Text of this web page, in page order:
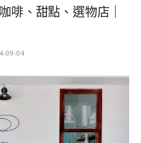
啡、甜點、選物店｜
09-04